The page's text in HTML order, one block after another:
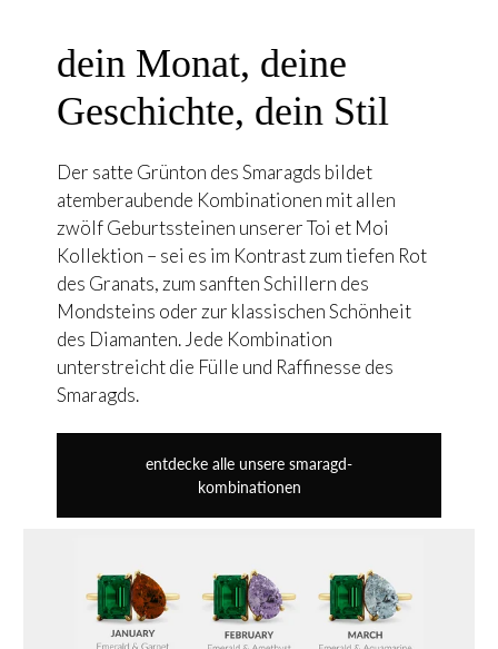
dein Monat, deine
Geschichte, dein Stil
Der satte Grünton des Smaragds bildet
atemberaubende Kombinationen mit allen
zwölf Geburtssteinen unserer Toi et Moi
Kollektion – sei es im Kontrast zum tiefen Rot
des Granats, zum sanften Schillern des
Mondsteins oder zur klassischen Schönheit
des Diamanten. Jede Kombination
unterstreicht die Fülle und Raffinesse des
Smaragds.
entdecke alle unsere smaragd-
kombinationen